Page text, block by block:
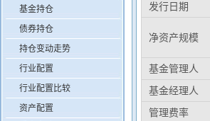
基金持仓
债券持仓
持仓变动走势
行业配置
行业配置比较
资产配置
发行日期
净资产规模
基金管理人
基金经理人
管理费率